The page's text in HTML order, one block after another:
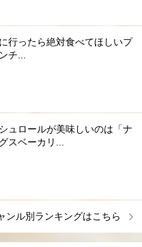
行ったら絶対食べてほしいプ
チ...
ュロールが美味しいのは「ナ
スベーカリ...
ンル別ランキングはこちら